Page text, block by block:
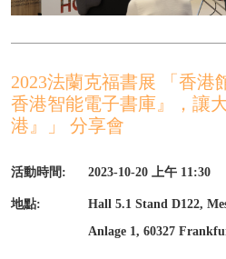
2023法蘭克福書展 「香
香港智能電子書庫』，讓
港』」 分享會
活動時間: 2023-10-20 上午 11:30
地點:
Hall 5.1 Stand D122,
Anlage 1, 60327